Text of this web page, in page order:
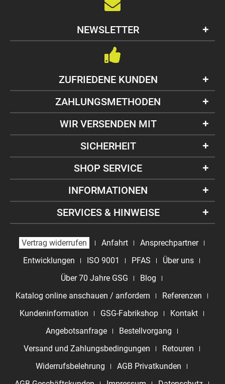
SHOP SERVICE
INFORMATIONEN
SERVICES & HINWEISE
NEWSLETTER
ZUFRIEDENE KUNDEN
ZAHLUNGSMETHODEN
WIR VERSENDEN MIT
SICHERHEIT
Vertrag widerrufen Anfahrt
Ansprechpartner
Entwicklungen
ISO 9001 PFAS
Über uns
Über 70 Jahre GSG
Blog
Katalog online anschauen / anfordern
Referenzen
Kundeninformation
GSG-Fabrikshop
Kontakt
Angebotsanfrage
Bestellvorgang
Versand und Zahlungsbedingungen
Retouren
Widerrufsbelehrung
AGB Privatkunden